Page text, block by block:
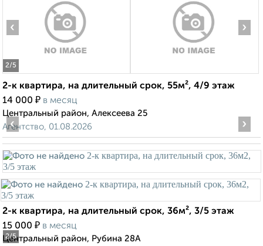
2/5
‹ ›
2-к квартира, на длительный срок, 55м², 4/9 этаж
14 000 ₽ в месяц
Центральный район, Алексеева 25
Агентство, 01.08.2026
2/5
‹ ›
2-к квартира, на длительный срок, 36м², 3/5 этаж
15 000 ₽ в месяц
Центральный район, Рубина 28А